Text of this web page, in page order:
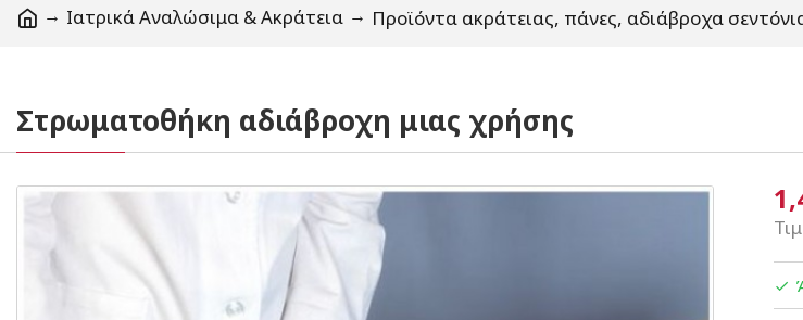
Ιατρικά Αναλώσιμα & Ακράτεια Προϊόντα ακράτειας, πάνες, αδιάβροχα
Στρωματοθήκη αδιάβροχη μιας χρήσης